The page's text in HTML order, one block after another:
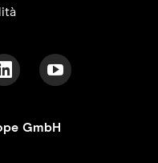
GmbH